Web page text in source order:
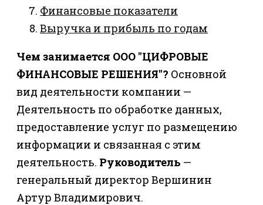
Финансовые показатели
Выручка и прибыль по годам
Чем занимается ООО "ЦИФРОВЫЕ
ФИНАНСОВЫЕ РЕШЕНИЯ"? Основной
вид деятельности компании —
Деятельность по обработке данных,
предоставление услуг по размещению
информации и связанная с этим
деятельность. Руководитель —
генеральный директор Вершинин
Артур Владимирович.